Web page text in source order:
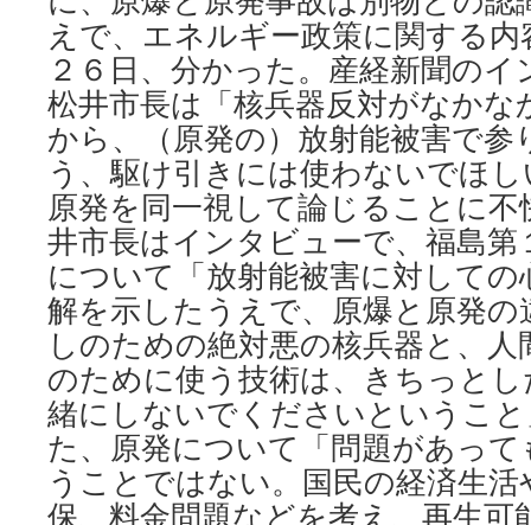
ニ
ュ
ー
ス
えで、エネルギー政策に関する
２６日、分かった。産経新聞の
松井市長は「核兵器反対がなか
から、（原発の）放射能被害で
う、駆け引きには使わないでほ
原発を同一視して論じることに
井市長はインタビューで、福島第
について「放射能被害に対して
解を示したうえで、原爆と原発の
しのための絶対悪の核兵器と、
のために使う技術は、きちっと
緒にしないでくださいというこ
た、原発について「問題があっ
うことではない。国民の経済生
保、料金問題などを考え、再生